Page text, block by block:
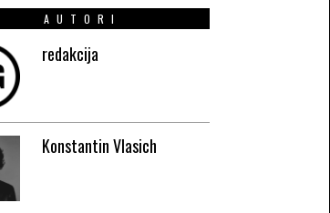
AUTORI
redakcija
Konstantin Vlasich